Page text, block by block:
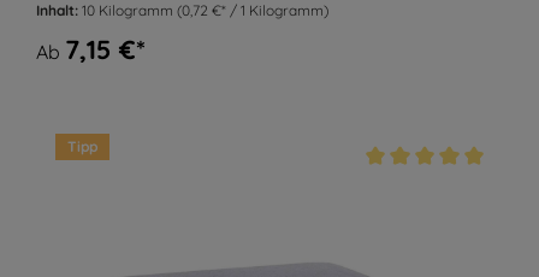
Inhalt: 10 Kilogramm (0,72 €* / 1 Kilogramm)
Ab 7,15 €*
Tipp